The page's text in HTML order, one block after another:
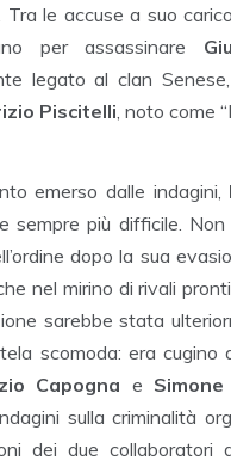
Tra le accuse a suo
per assassinare
legato al clan
Piscitelli , noto come
emerso dalle indagini,
sempre più difficile.
dopo la sua
nel mirino di rivali
sarebbe stata
scomoda: era cugino
Capogna e
sulla criminalità
dei due collaboratori